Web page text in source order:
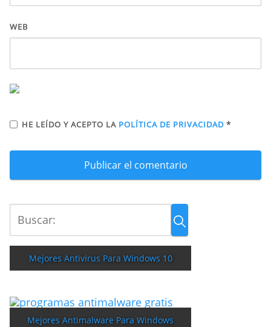
WEB
HE LEÍDO Y ACEPTO LA POLÍTICA DE PRIVACIDAD *
Mejores Antivirus Para Windows 10
Mejores Antimalware Para Windows